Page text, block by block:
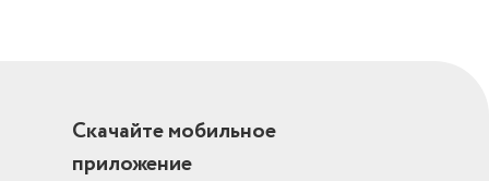
Скачайте мобильное
приложение